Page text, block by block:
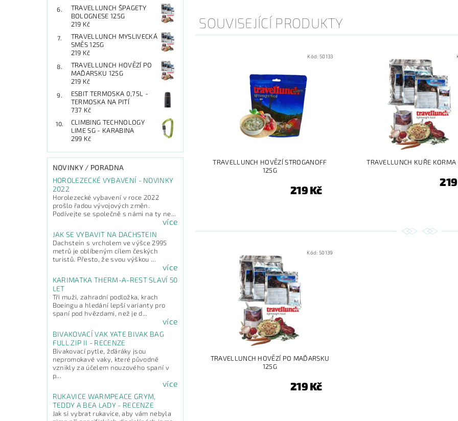
TRAVELLUNCH ŠPAGETY
BOLOGNESE 125G
219 Kč
TRAVELLUNCH MYSLIVECKÁ
SMĚS 125G
219 Kč
TRAVELLUNCH HOVĚZÍ PO
MAĎARSKU 125G
219 Kč
ESBIT TERMOSKA 0,75L -
TERMOSKA NA PITÍ
737 Kč
CLIMBING TECHNOLOGY
LIME SG - KARABINA
299 Kč
NOVINKY / PORADNA
HOROLEZECKÉ VYBAVENÍ - NOVINKY
2022
Horolezecké vybavení v roce 2022
prošlo řadou vývojových změn.
Podívejte se společně s námi na ty ne...
více
JAK SE VYBAVIT NA DACHSTEIN
Dachstein s vrcholem ve výšce 2995
metrů je oblíbeným cílem českých
turistů. Přesto, že svou výškou ...
více
KARIMATKA THERM-A-REST SLAVÍ 50
LET
Tři muži, zahradní podložka, krach
Boeingu a hledání lepší varianty pro
spaní pod hvězdami, než je d...
více
BIVAKOVACÍ VAK YATE BIVAK BAG
FULL ZIP II - RECENZE
Bivakovací pytle, žďáráky jsou
nepromokavé vaky, které původně
vznikly za účelem nouzového spaní v
p...
více
RUKAVICE WARMPEACE GRYM,
TEDDY A BEA LADY - RECENZE
Jak si vybrat rukavice, aby vám nebyla
SOUVISEJÍCÍ PRODUKTY
Kód: 50133
TRAVELLUNCH HOVĚZÍ STROGANOFF
125G
219 Kč
TRAVELLUNCH KUŘE KORMA
Kód: 50139
TRAVELLUNCH HOVĚZÍ PO MAĎARSKU
125G
219 Kč